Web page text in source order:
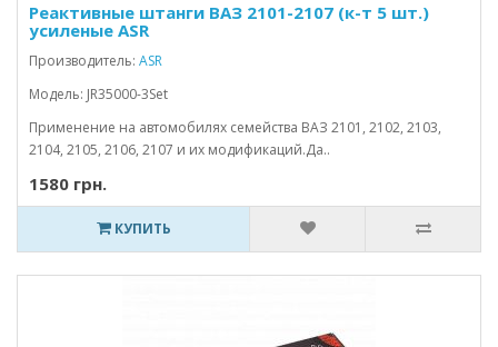
Реактивные штанги ВАЗ 2101-2107 (к-т 5 шт.)
усиленые ASR
Производитель: ASR
Модель: JR35000-3Set
Применение на автомобилях семейства ВАЗ 2101, 2102, 2103,
2104, 2105, 2106, 2107 и их модификаций.Да..
1580 грн.
КУПИТЬ